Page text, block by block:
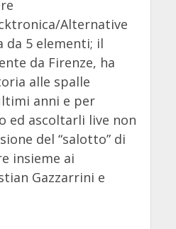
Alternative
da 5 elementi; il
da Firenze, ha
alle spalle
anni e per
ed ascoltarli live non
del “salotto” di
insieme ai
Gazzarrini e